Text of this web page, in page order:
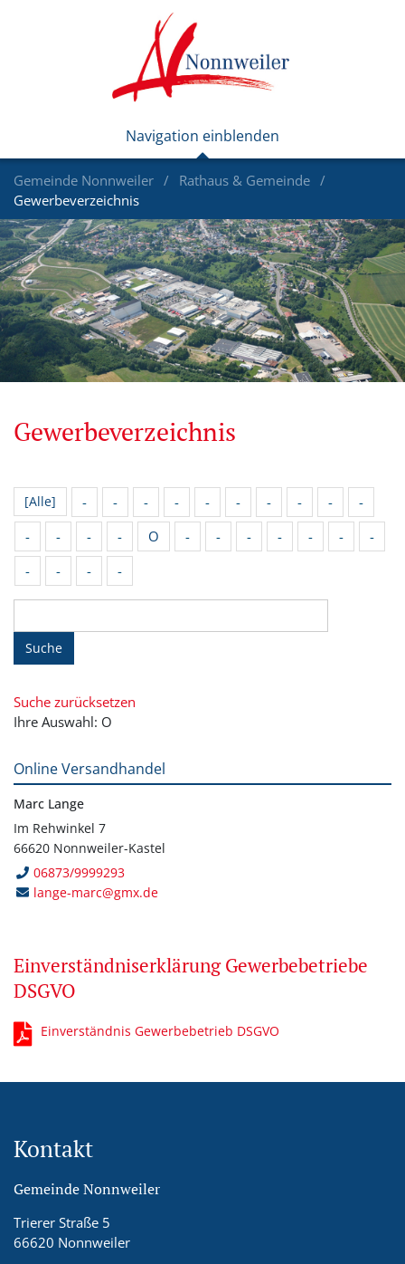
Gemeinde Nonnweiler
Rathaus & Gemeinde
Gewerbeverzeichnis
Gewerbeverzeichnis
[Alle] - - - - - - - - -
-
-
- - - O - - - - - -
-
-
- - -
Suche
Suche zurücksetzen
Ihre Auswahl: O
Online Versandhandel
Marc Lange
Im Rehwinkel 7
66620 Nonnweiler-Kastel
06873/9999293
lange-marc@gmx.de
Einverständniserklärung Gewerbebetriebe
DSGVO
Einverständnis Gewerbebetrieb DSGVO
Kontakt
Gemeinde Nonnweiler
Trierer Straße 5
66620 Nonnweiler